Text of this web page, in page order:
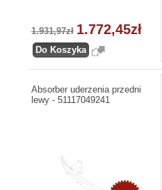
1.931,97zł 1.772,45zł
Absorber uderzenia przedni
lewy - 51117049241